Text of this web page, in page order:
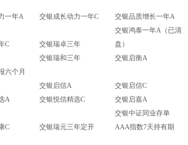
一年A 交银成长动力一年C 交银品质增长一年A
C 交银瑞卓三年
交银鸿泰一年A（已清
盘）
交银瑞和三年 交银启衡A
六个月
交银启信A 交银启信C
A 交银悦信精选C 交银启嘉A
C 交银瑞元三年定开
交银中证同业存单
AAA指数7天持有期